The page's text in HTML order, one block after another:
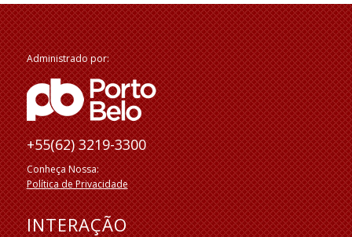
Administrado por:
+55(62) 3219-3300
Conheça Nossa:
Política de Privacidade
INTERAÇÃO